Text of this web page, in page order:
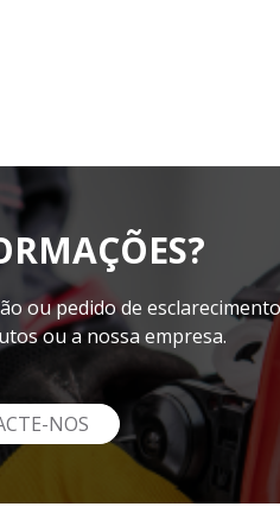
ou pedido de esclarecimento
ou a nossa empresa.
NOS